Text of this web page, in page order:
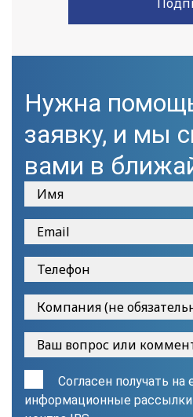
Нужна
заявку, и мы
вами в
Согласен получать на
информационные рассылки